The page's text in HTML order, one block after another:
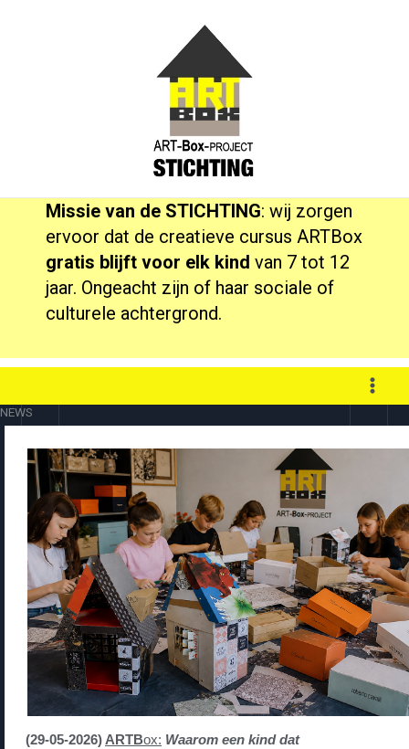
Missie van de STIСHTING: wij zorgen
ervoor dat de creatieve cursus ARTBox
gratis blijft voor elk kind van 7 tot 12
jaar. Ongeacht zijn of haar sociale of
culturele achtergrond.
NEWS
(29-05-2026) ARTBox: Waarom een kind dat